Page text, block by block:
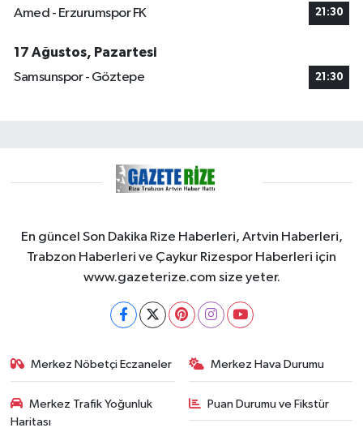
Amed - Erzurumspor FK 21:30
17 Ağustos, Pazartesi
Samsunspor - Göztepe
21:30
En güncel Son Dakika Rize Haberleri, Artvin Haberleri,
Trabzon Haberleri ve Çaykur Rizespor Haberleri için
www.gazeterize.com size yeter.
Merkez Nöbetçi Eczaneler Merkez Hava Durumu
Merkez Trafik Yoğunluk
Haritası
Puan Durumu ve Fikstür